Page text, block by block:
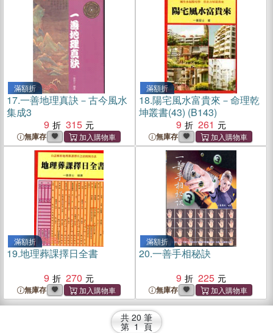
滿額折
17.一善地理真訣－古今風水
集成3
9
315
無庫存
滿額折
18.陽宅風水富貴來－命理乾
坤叢書(43) (B143)
9
261
無庫存
滿額折
19.地理葬課擇日全書
9
270
無庫存
滿額折
20.一善手相秘訣
9
225
無庫存
共 20 筆
第 1 頁